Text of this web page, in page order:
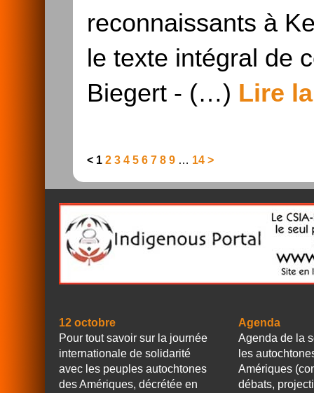
reconnaissants à
le texte intégral de
Biegert - (…) Lire
< 1 2 3 4 5 6 7 8 9 … 14 >
12 octobre
Pour tout savoir sur la journée
internationale de solidarité
avec les peuples autochtones
des Amériques, décrétée en
Agenda
Agenda de la
les
Amériques
débats,